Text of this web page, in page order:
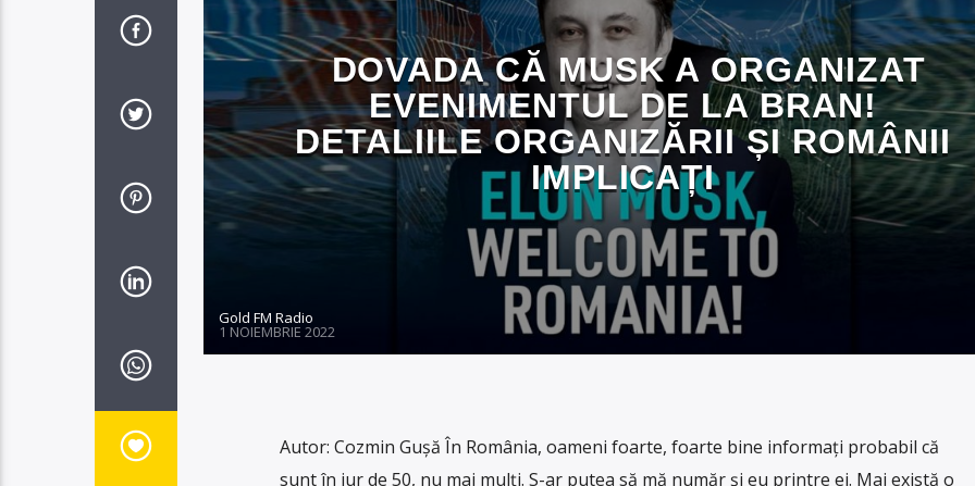
DOVADA CĂ MUSK A ORGANIZAT
EVENIMENTUL DE LA BRAN!
DETALIILE ORGANIZĂRII ȘI ROMÂNII
IMPLICAȚI
Gold FM Radio
1 NOIEMBRIE 2022
Autor: Cozmin Gușă În România, oameni foarte, foarte bine informați probabil că
sunt în jur de 50, nu mai mulți. S-ar putea să mă număr și eu printre ei. Mai există o